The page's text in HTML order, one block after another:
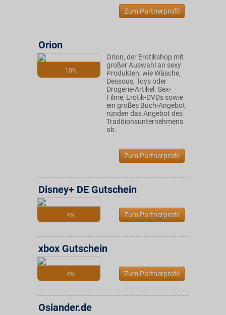
Zum Partnerprofil
15%
Orion
Orion, der Erotikshop mit
großer Auswahl an sexy
Produkten, wie Wäsche,
Dessous, Toys oder
Drogerie-Artikel. Sex-
Filme, Erotik-DVDs sowie
ein großes Buch-Angebot
runden das Angebot des
Traditionsunternehmens
ab.
Zum Partnerprofil
4%
Disney+ DE Gutschein
Zum Partnerprofil
4%
xbox Gutschein
Zum Partnerprofil
Osiander.de